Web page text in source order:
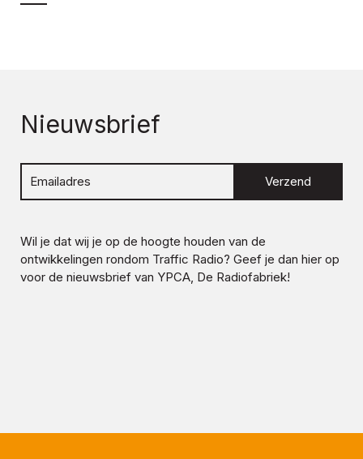
Nieuwsbrief
Verzend
Wil je dat wij je op de hoogte houden van de
ontwikkelingen rondom Traffic Radio? Geef je dan hier op
voor de nieuwsbrief van YPCA, De Radiofabriek!